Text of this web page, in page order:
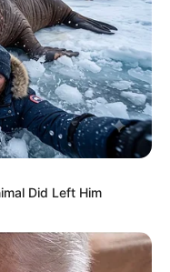
Did Left Him